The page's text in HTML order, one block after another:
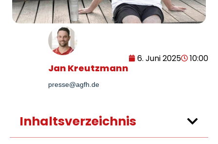
6. Juni 2025 10:00
Jan Kreutzmann
presse@agfh.de
Inhaltsverzeichnis